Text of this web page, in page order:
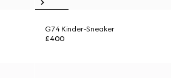
G74 Kinder-Sneaker
£400